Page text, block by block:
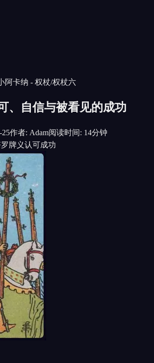
阿卡纳 - 权杖/权杖六
、自信与被看见的成功
25作者: Adam阅读时间: 14分钟
牌义认可成功